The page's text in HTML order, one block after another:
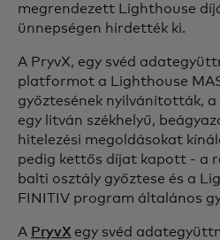
megrendezett Lighthouse
ünnepségen hirdették ki.
A PryvX, egy svéd
platformot a Lighthouse
győztesének nyilvánították,
egy litván székhelyű,
hitelezési megoldásokat
pedig kettős díjat kapott - a
balti osztály győztese és a
FINITIV program általános
A PryvX egy svéd